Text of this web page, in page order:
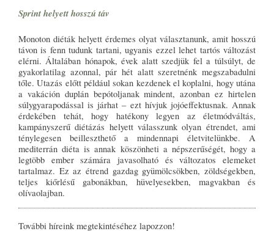
Sprint helyett hosszú táv
Monoton diéták helyett érdemes olyat választanunk, amit hosszú
távon is fenn tudunk tartani, ugyanis ezzel lehet tartós változást
elérni. Általában hónapok, évek alatt szedjük fel a túlsúlyt, de
gyakorlatilag azonnal, pár hét alatt szeretnénk megszabadulni
tőle. Utazás előtt például sokan kezdenek el koplalni, hogy utána
a vakáción duplán bepótoljanak mindent, azonban ez hirtelen
súlygyarapodással is járhat – ezt hívjuk jojóeffektusnak. Annak
érdekében tehát, hogy hatékony legyen az életmódváltás,
kampányszerű diétázás helyett válasszunk olyan étrendet, ami
ténylegesen beilleszthető a mindennapi életvitelünkbe. A
mediterrán diéta is annak köszönheti a népszerűségét, hogy a
legtöbb ember számára javasolható és változatos elemeket
tartalmaz. Ez az étrend gazdag gyümölcsökben, zöldségekben,
teljes kiőrlésű gabonákban, hüvelyesekben, magvakban és
olívaolajban.
További híreink megtekintéséhez lapozzon!